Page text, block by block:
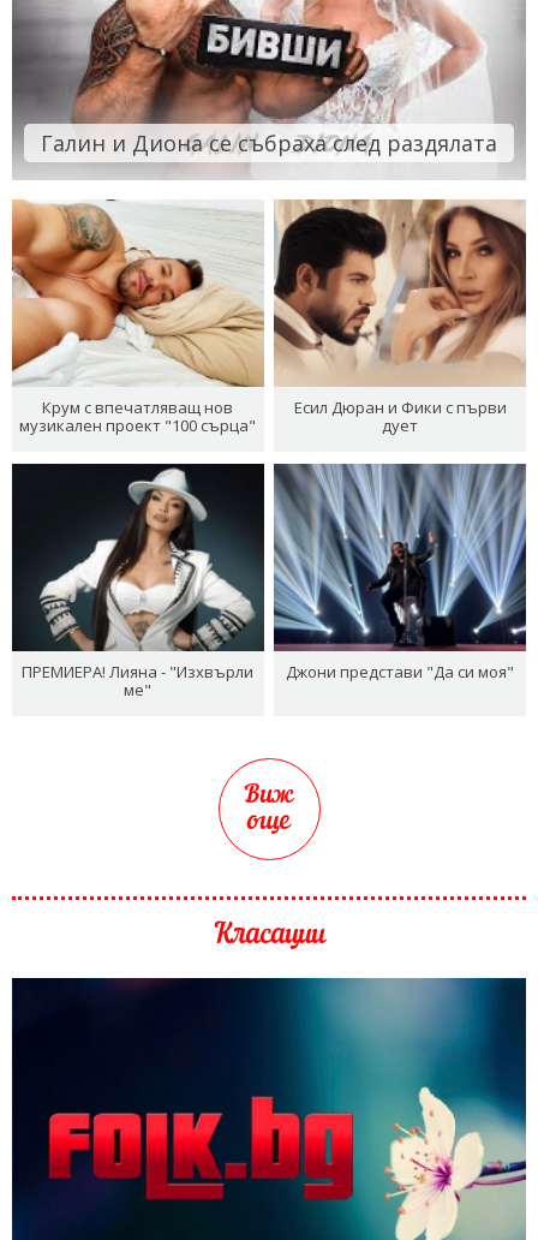
Галин и Диона се събраха след раздялата
Крум с впечатляващ нов
музикален проект "100 сърца"
Есил Дюран и Фики с първи
дует
ПРЕМИЕРА! Лияна - "Изхвърли
ме"
Джони представи "Да си моя"
Виж
още
Класации